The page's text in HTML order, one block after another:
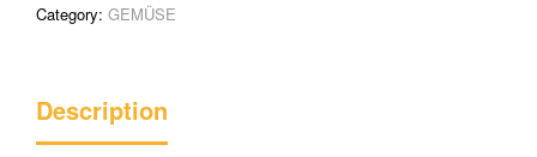
Category: GEMÜSE
Description